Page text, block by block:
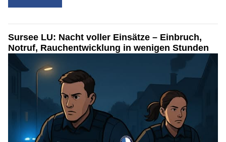
Sursee LU: Nacht voller Einsätze – Einbruch,
Notruf, Rauchentwicklung in wenigen Stunden